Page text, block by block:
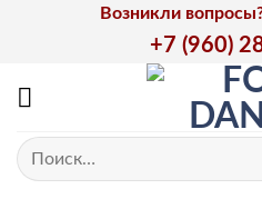
Возникли
+7 (960)
Искать: